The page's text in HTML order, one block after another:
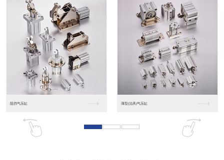
松下人机界面DP10... 数字光钎传感器FX-...